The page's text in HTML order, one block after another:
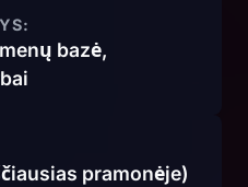
bazė,
pramonėje)